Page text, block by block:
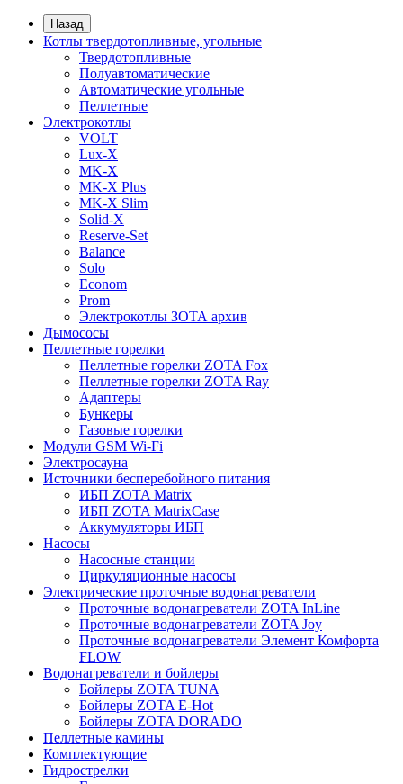
Назад
Котлы твердотопливные, угольные
Твердотопливные
Полуавтоматические
Автоматические угольные
Пеллетные
Электрокотлы
VOLT
Lux-X
MK-X
MK-X Plus
MK-X Slim
Solid-X
Reserve-Set
Balance
Solo
Econom
Prom
Электрокотлы ЗОТА архив
Дымососы
Пеллетные горелки
Пеллетные горелки ZOTA Fox
Пеллетные горелки ZOTA Ray
Адаптеры
Бункеры
Газовые горелки
Модули GSM Wi-Fi
Электросауна
Источники бесперебойного питания
ИБП ZOTA Matrix
ИБП ZOTA MatrixCase
Аккумуляторы ИБП
Насосы
Насосные станции
Циркуляционные насосы
Электрические проточные водонагреватели
Проточные водонагреватели ZOTA InLine
Проточные водонагреватели ZOTA Joy
Проточные водонагреватели Элемент Комфорта
FLOW
Водонагреватели и бойлеры
Бойлеры ZOTA TUNA
Бойлеры ZOTA E-Hot
Бойлеры ZOTA DORADO
Пеллетные камины
Комплектующие
Гидрострелки